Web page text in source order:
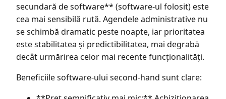
secundară de software** (software-ul folosit) este
cea mai sensibilă rută. Agendele administrative nu
se schimbă dramatic peste noapte, iar prioritatea
este stabilitatea și predictibilitatea, mai degrabă
decât urmărirea celor mai recente funcționalități.
Beneficiile software-ului second-hand sunt clare: